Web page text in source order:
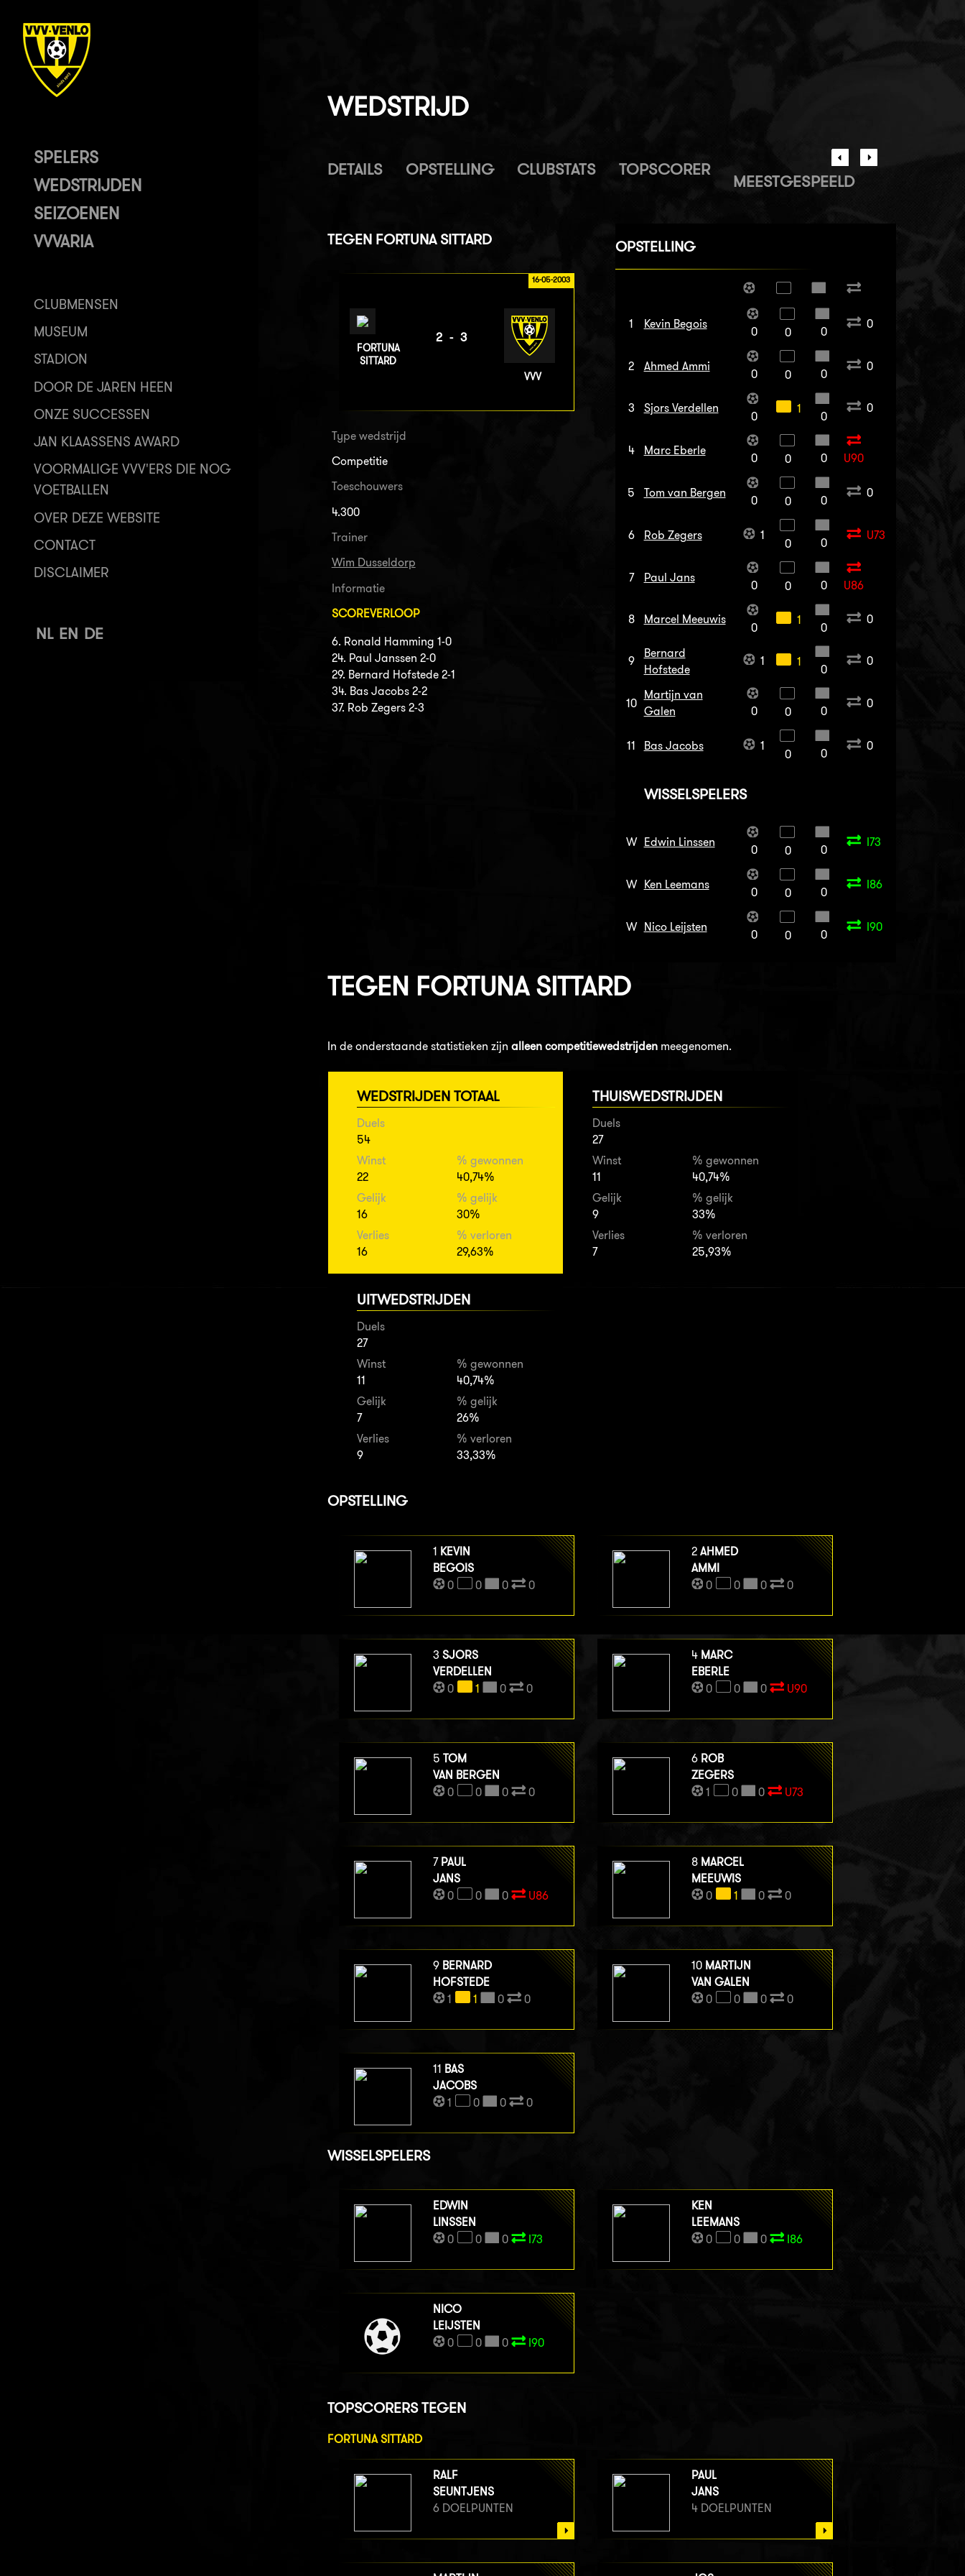
SPELERS
WEDSTRIJDEN
SEIZOENEN
VVVARIA
CLUBMENSEN
MUSEUM
STADION
DOOR DE JAREN HEEN
ONZE SUCCESSEN
JAN KLAASSENS AWARD
VOORMALIGE VVV'ERS DIE NOG
VOETBALLEN
OVER DEZE WEBSITE
CONTACT
DISCLAIMER
NL EN DE
WEDSTRIJD
DETAILS OPSTELLING CLUBSTATS TOPSCORER
MEESTGESPEELD
TEGEN FORTUNA SITTARD
16-05-2003
FORTUNA
SITTARD
2-3
VVV
Type wedstrijd
Competitie
Toeschouwers
4.300
Trainer
Wim Dusseldorp
Informatie
SCOREVERLOOP
6. Ronald Hamming 1-0
24. Paul Janssen 2-0
29. Bernard Hofstede 2-1
34. Bas Jacobs 2-2
37. Rob Zegers 2-3
OPSTELLING
1 Kevin Begois
0 0 0
0
2 Ahmed Ammi
0 0 0
0
3 Sjors Verdellen
0
1
0
0
4 Marc Eberle
0 0 0 U90
5 Tom van Bergen
0 0 0
0
6 Rob Zegers 1
0 0
U73
7 Paul Jans
0 0 0 U86
8 Marcel Meeuwis
0
1
0
0
9
Bernard
Hofstede
1 1
0
0
10
Martijn van
Galen
0 0 0
0
11 Bas Jacobs 1
0 0
0
WISSELSPELERS
W Edwin Linssen
0 0 0
I73
W Ken Leemans
0 0 0
I86
W Nico Leijsten
0 0 0
I90
TEGEN FORTUNA SITTARD
In de onderstaande statistieken zijn alleen competitiewedstrijdenmeegenomen.
WEDSTRIJDEN TOTAAL
Duels
54
Winst
22
% gewonnen
40,74%
Gelijk
16
% gelijk
30%
Verlies
16
% verloren
29,63%
THUISWEDSTRIJDEN
Duels
27
Winst
11
% gewonnen
40,74%
Gelijk
9
% gelijk
33%
Verlies
7
% verloren
25,93%
UITWEDSTRIJDEN
Duels
27
Winst
11
% gewonnen
40,74%
Gelijk
7
% gelijk
26%
Verlies
9
% verloren
33,33%
OPSTELLING
1 KEVIN
BEGOIS
0
0 0 0
2 AHMED
AMMI
0
0 0 0
3 SJORS
VERDELLEN
0
1 0 0
4 MARC
EBERLE
0
0 0 U90
5 TOM
VAN BERGEN
0
0 0 0
6 ROB
ZEGERS
1
0 0 U73
7 PAUL
JANS
0
0 0 U86
8 MARCEL
MEEUWIS
0
1 0 0
9 BERNARD
HOFSTEDE
1
1 0 0
10 MARTIJN
VAN GALEN
0
0 0 0
11 BAS
JACOBS
1
0 0 0
WISSELSPELERS
EDWIN
LINSSEN
0
0 0 I73
KEN
LEEMANS
0
0 0 I86
NICO
LEIJSTEN
0
0 0 I90
TOPSCORERS TEGEN
FORTUNA SITTARD
RALF
SEUNTJENS
6 DOELPUNTEN
PAUL
JANS
4 DOELPUNTEN